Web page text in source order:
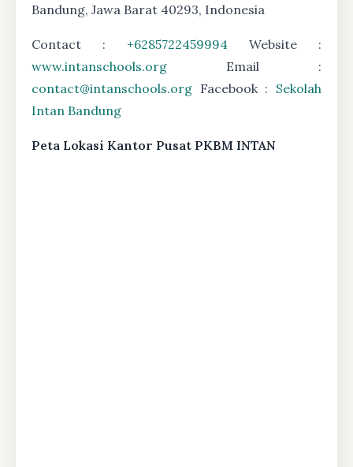
Bandung, Jawa Barat 40293, Indonesia
Contact : +6285722459994 Website :
www.intanschools.org Email :
contact@intanschools.org Facebook : Sekolah
Intan Bandung
Peta Lokasi Kantor Pusat PKBM INTAN